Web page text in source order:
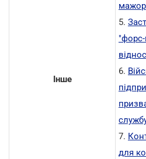
Інше
мажор
5.
6.
7.
для